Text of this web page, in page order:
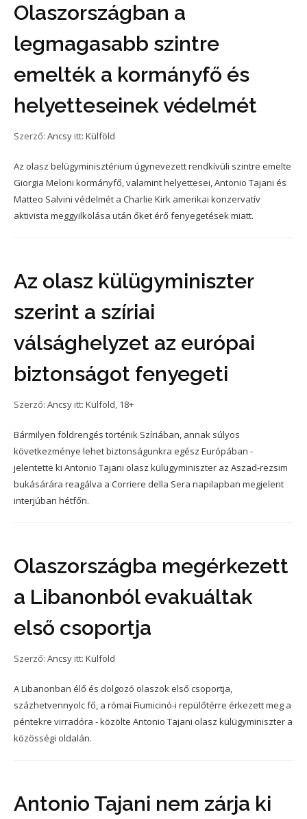
Olaszországban a
legmagasabb szintre
emelték a kormányfő és
helyetteseinek védelmét
Szerző: Ancsy itt: Külföld
Az olasz belügyminisztérium úgynevezett rendkívüli szintre emelte
Giorgia Meloni kormányfő, valamint helyettesei, Antonio Tajani és
Matteo Salvini védelmét a Charlie Kirk amerikai konzervatív
aktivista meggyilkolása után őket érő fenyegetések miatt.
Az olasz külügyminiszter
szerint a szíriai
válsághelyzet az európai
biztonságot fenyegeti
Szerző: Ancsy itt: Külföld, 18+
Bármilyen földrengés történik Szíriában, annak súlyos
következménye lehet biztonságunkra egész Európában -
jelentette ki Antonio Tajani olasz külügyminiszter az Aszad-rezsim
bukásárára reagálva a Corriere della Sera napilapban megjelent
interjúban hétfőn.
Olaszországba megérkezett
a Libanonból evakuáltak
első csoportja
Szerző: Ancsy itt: Külföld
A Libanonban élő és dolgozó olaszok első csoportja,
százhetvennyolc fő, a római Fiumicinó-i repülőtérre érkezett meg a
péntekre virradóra - közölte Antonio Tajani olasz külügyminiszter a
közösségi oldalán.
Antonio Tajani nem zárja ki